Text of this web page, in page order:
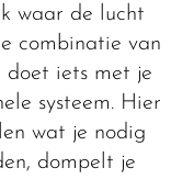
waar de lucht
combinatie van
doet iets met je
systeem. Hier
wat je nodig
dompelt je